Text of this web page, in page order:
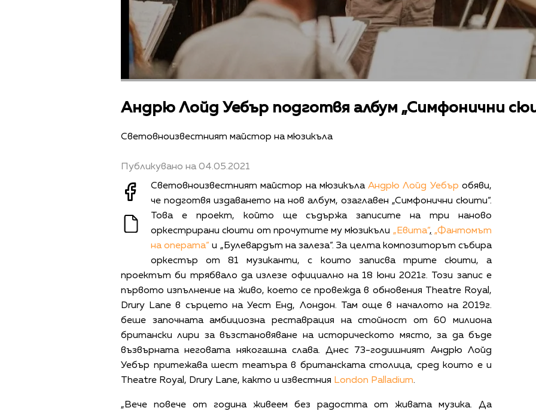
Андрю Лойд Уебър подготвя албум „Симфонични
Световноизвестният майстор на мюзикъла
Публикувано на 04.05.2021
Световноизвестният майстор на мюзикълаАндрю Лойд Уебъробяви,
че подготвя издаването на нов албум, озаглавен „Симфонични сюити“.
Това е проект, който ще съдържа записите на три наново
оркестрирани сюити от прочутите му мюзикъли „Евита“, „Фантомът
на операта“ и „Булевардът на залеза“. За целта композиторът събира
оркестър от 81 музиканти, с които записва трите сюити, а
проектът би трябвало да излезе официално на 18 юни 2021г. Този запис е
първото изпълнение на живо, което се провежда в обновения Theatre Royal,
Drury Lane в сърцето на Уест Енд, Лондон. Там още в началото на 2019г.
беше започната амбициозна реставрация на стойност от 60 милиона
британски лири за възстановяване на историческото място, за да бъде
възвърната неговата някогашна слава. Днес 73-годишният Андрю Лойд
Уебър притежава шест театъра в британската столица, сред които е и
Theatre Royal, Drury Lane, както и известния London Palladium.
„Вече повече от година живеем без радостта от живата музика. Да